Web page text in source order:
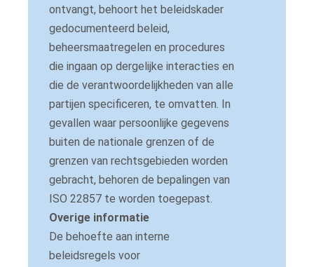
ontvangt, behoort het beleidskader
gedocumenteerd beleid,
beheersmaatregelen en procedures
die ingaan op dergelijke interacties en
die de verantwoordelijkheden van alle
partijen specificeren, te omvatten. In
gevallen waar persoonlijke gegevens
buiten de nationale grenzen of de
grenzen van rechtsgebieden worden
gebracht, behoren de bepalingen van
ISO 22857 te worden toegepast.
Overige informatie
De behoefte aan interne
beleidsregels voor